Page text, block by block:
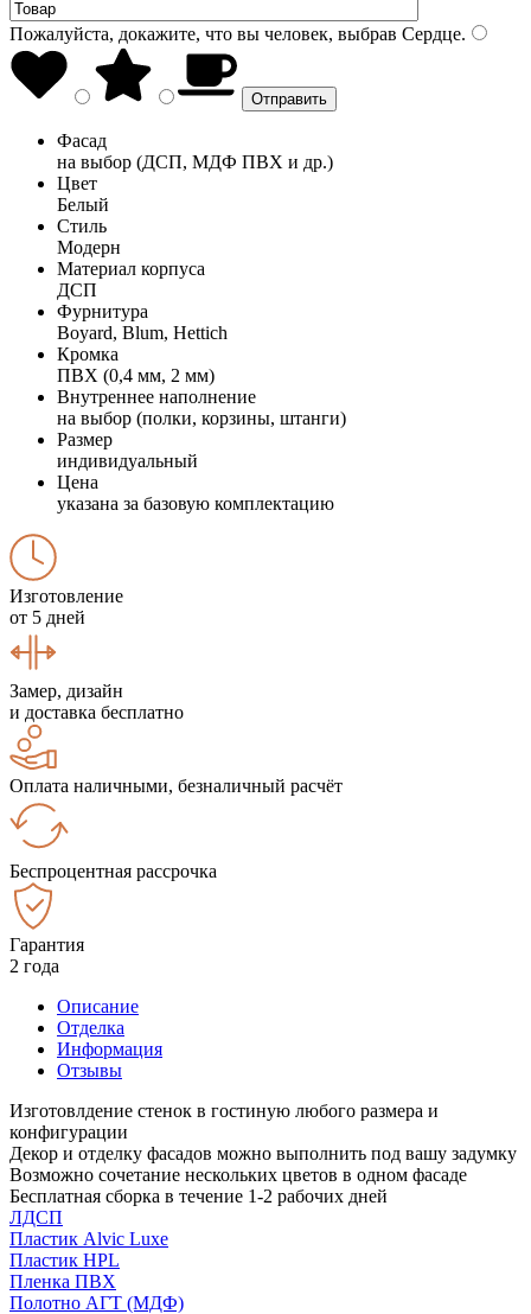
Пожалуйста, докажите, что вы человек, выбрав Сердце.
Фасад
на выбор (ДСП, МДФ ПВХ и др.)
Цвет
Белый
Стиль
Модерн
Материал корпуса
ДСП
Фурнитура
Boyard, Blum, Hettich
Кромка
ПВХ (0,4 мм, 2 мм)
Внутреннее наполнение
на выбор (полки, корзины, штанги)
Размер
индивидуальный
Цена
указана за базовую комплектацию
Изготовление
от 5 дней
Замер, дизайн
и доставка бесплатно
Оплата наличными, безналичный расчёт
Беспроцентная рассрочка
Гарантия
2 года
Описание
Отделка
Информация
Отзывы
Изготовлдение стенок в гостиную любого размера и
конфигурации
Декор и отделку фасадов можно выполнить под вашу задумку
Возможно сочетание нескольких цветов в одном фасаде
Бесплатная сборка в течение 1-2 рабочих дней
ЛДСП
Пластик Alvic Luxe
Пластик HPL
Пленка ПВХ
Полотно АГТ (МДФ)